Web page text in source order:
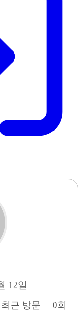
12일
최근 방문
0회